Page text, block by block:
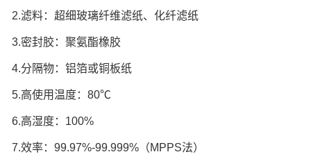
2.滤料：超细玻璃纤维滤纸、化纤滤纸
3.密封胶：聚氨酯橡胶
4.分隔物：铝箔或铜板纸
5.高使用温度： 80℃
6.高湿度： 100%
7.效率： 99.97%-99.999% （MPPS法）